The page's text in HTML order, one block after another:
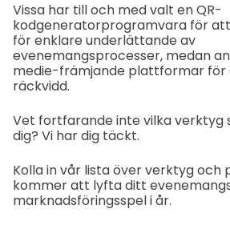
Vissa har till och med valt en QR-
kodgeneratorprogramvara för
för enklare underlättande av
evenemangsprocesser, medan
medie-främjande plattformar för
räckvidd.
Vet fortfarande inte vilka verktyg
dig? Vi har dig täckt.
Kolla in vår lista över verktyg och
kommer att lyfta ditt
marknadsföringsspel i år.